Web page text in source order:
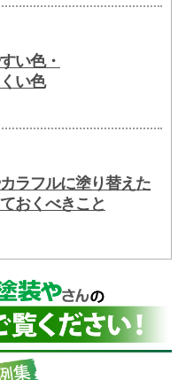
い色・
い色
ラフルに塗り替えた
おくべきこと